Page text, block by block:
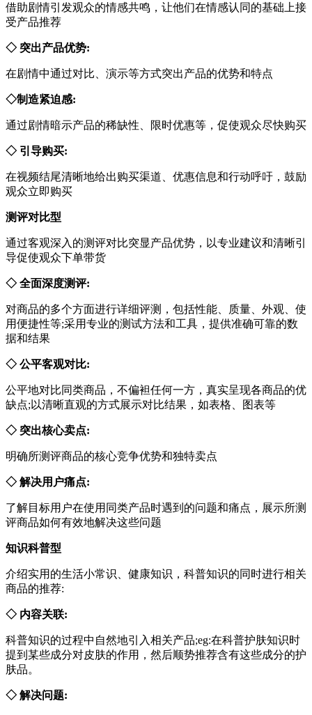
借助剧情引发观众的情感共鸣，让他们在情感认同的基础上接
受产品推荐
◇ 突出产品优势:
在剧情中通过对比、演示等方式突出产品的优势和特点
◇制造紧迫感:
通过剧情暗示产品的稀缺性、限时优惠等，促使观众尽快购买
◇ 引导购买:
在视频结尾清晰地给出购买渠道、优惠信息和行动呼吁，鼓励
观众立即购买
测评对比型
通过客观深入的测评对比突显产品优势，以专业建议和清晰引
导促使观众下单带货
◇ 全面深度测评:
对商品的多个方面进行详细评测，包括性能、质量、外观、使
用便捷性等;采用专业的测试方法和工具，提供准确可靠的数
据和结果
◇ 公平客观对比:
公平地对比同类商品，不偏袒任何一方，真实呈现各商品的优
缺点;以清晰直观的方式展示对比结果，如表格、图表等
◇ 突出核心卖点:
明确所测评商品的核心竞争优势和独特卖点
◇ 解决用户痛点:
了解目标用户在使用同类产品时遇到的问题和痛点，展示所测
评商品如何有效地解决这些问题
知识科普型
介绍实用的生活小常识、健康知识，科普知识的同时进行相关
商品的推荐:
◇ 内容关联:
科普知识的过程中自然地引入相关产品;eg:在科普护肤知识时
提到某些成分对皮肤的作用，然后顺势推荐含有这些成分的护
肤品。
◇ 解决问题: